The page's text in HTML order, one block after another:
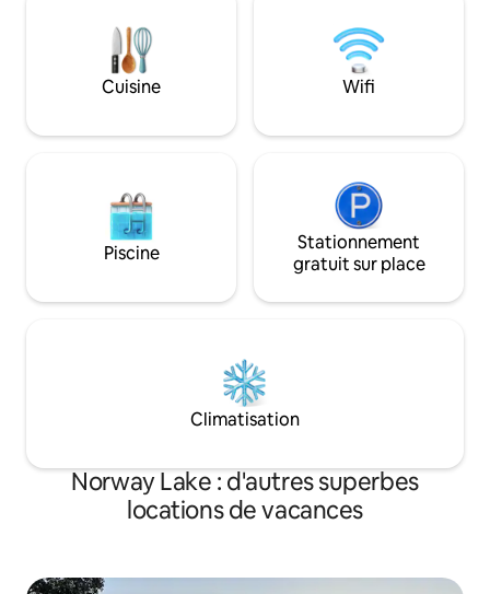
un hamac, un barbecue et des jeux de
jardin vous attendent à l'extérieur. Les
lacs, les parcs et les sentiers à proximité
offrent du plaisir toute l'année. Garage
kayaks et plus encore fournis.
issue À 0,6 mile d'un point d'accès aux
eaux publiques
rapport au parc
10 minutes de
Minneapolis À moins de 2,5 heures de
Cuisine Wifi
Piscine
Stationnement
gratuit sur place
Climatisation
Norway Lake : d'autres superbes
locations de vacances